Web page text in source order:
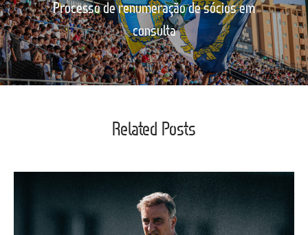
Processo de renumeração de sócios em
consulta
Related Posts